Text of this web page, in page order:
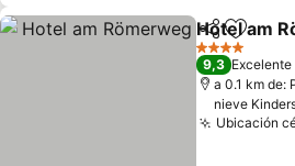
Compartir
Añadir
Hotel am
4 Estrellas
9,3 Excelente
a 0.1 km de:
nieve
Ubicación